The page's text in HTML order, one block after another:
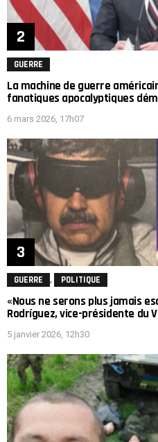
GUERRE
La machine de guerre
fanatiques apocalyptiques
6 mars 2026, 17h07
GUERRE , POLITIQUE
«Nous ne serons plus jamais
Rodríguez, vice-présidente du
5 janvier 2026, 12h30